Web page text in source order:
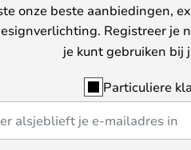
onze beste aanbiedingen,
Registreer je
je kunt gebruiken bij
Particuliere